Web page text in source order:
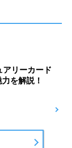
アリーカード
を解説！